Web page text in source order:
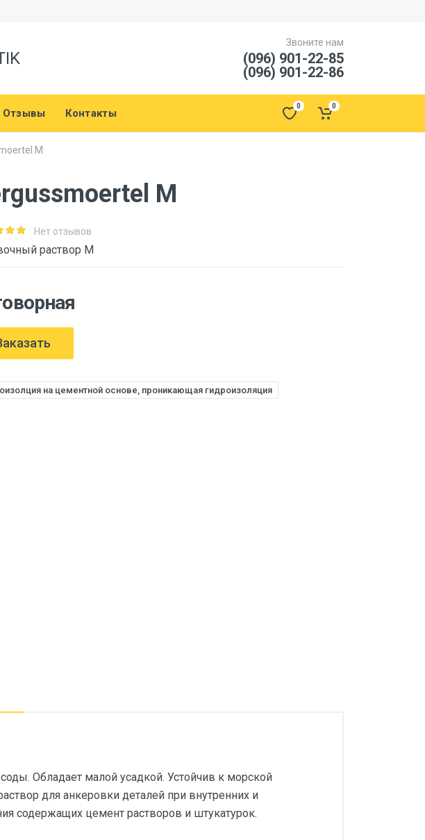
Звоните нам
(096) 901-22-85
(096) 901-22-86
Отзывы Контакты
0 0
M
M
Нет отзывов
раствор М
на цементной основе, проникающая гидроизоляция
Обладает малой усадкой. Устойчив к морской
для анкеровки деталей при внутренних и
содержащих цемент растворов и штукатурок.